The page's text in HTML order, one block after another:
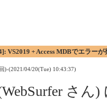
VS2019 + Access MDBでエラーが
)-(2021/04/20(Tue) 10:43:37)
さん)